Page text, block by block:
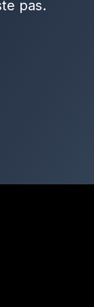
pas.